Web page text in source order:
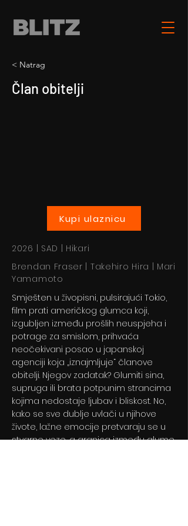
< Natrag
Član obitelji
Kupi ulaznicu
2026 | SAD | Hikari
Brendan Fraser | Takehiro Hira | Mari
Yamamoto
Smješten u živopisni, pulsirajući Tokio,
film prati američkog glumca koji,
izgubljen između prošlih neuspjeha i
potrage za smislom, prihvaća
neočekivani posao u japanskoj
agenciji koja „iznajmljuje“ članove
obitelji. Njegov zadatak? Glumiti sina,
supruga ili brata potpunim strancima
kojima nedostaje ljubav i bliskost. No,
kako se sve dublje uvlači u njihove
živote, lažne emocije pretvaraju se u
stvarne veze, a granica između glume